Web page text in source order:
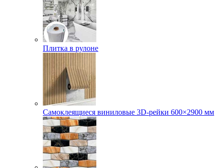
Плитка в рулоне
Самоклеящиеся виниловые 3D‑рейки 600×2900 мм